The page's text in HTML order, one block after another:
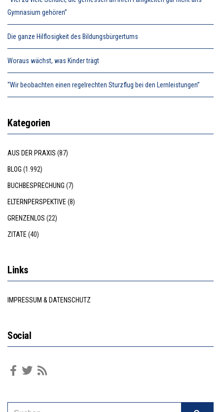
Gymnasium gehören”
Die ganze Hilflosigkeit des Bildungsbürgertums
Woraus wächst, was Kinder trägt
“Wir beobachten einen regelrechten Sturzflug bei den Lernleistungen”
Kategorien
AUS DER PRAXIS (87)
BLOG (1.992)
BUCHBESPRECHUNG (7)
ELTERNPERSPEKTIVE (8)
GRENZENLOS (22)
ZITATE (40)
Links
IMPRESSUM & DATENSCHUTZ
Social